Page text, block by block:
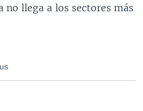
no llega a los sectores más